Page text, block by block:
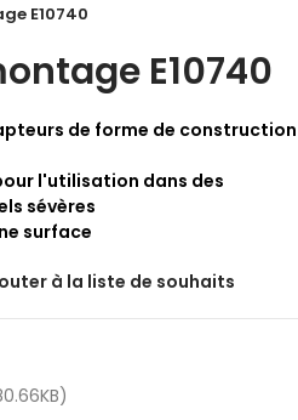
E10740
E10740
de forme de construction
l'utilisation dans des
sévères
surface
à la liste de souhaits